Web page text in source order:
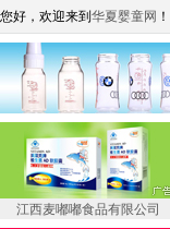
您好，欢迎来到 华夏婴童网 ！
江西麦嘟嘟食品有限公司